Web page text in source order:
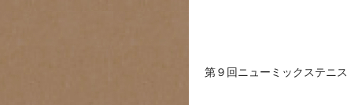
第９回ニューミックステニ